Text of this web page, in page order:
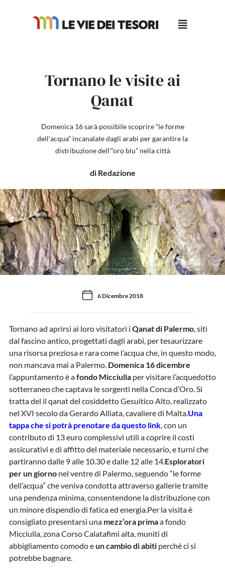
Tornano le visite ai
Qanat
Domenica 16 sarà possibile scoprire “le forme
dell'acqua” incanalate dagli arabi per garantire la
distribuzione dell'”oro blu” nella città
di Redazione
6 Dicembre 2018
Tornano ad aprirsi ai loro visitatori i Qanat di Palermo, siti
dal fascino antico, progettati dagli arabi, per tesaurizzare
una risorsa preziosa e rara come l’acqua che, in questo modo,
non mancava mai a Palermo. Domenica 16 dicembre
l’appuntamento è afondo Micciullaper visitare l’acquedotto
sotterraneo che captava le sorgenti nella Conca d’Oro. Si
tratta del il qanat del cosiddetto Gesuitico Alto, realizzato
nel XVI secolo da Gerardo Alliata, cavaliere di Malta.Una
tappa che si potrà prenotare da questo link, con un
contributo di 13 euro complessivi utili a coprire il costi
assicurativi e di affitto del materiale necessario, e turni che
partiranno dalle 9 alle 10.30 e dalle 12 alle 14.Esploratori
per un giornonel ventre di Palermo, seguendo “le forme
dell’acqua” che veniva condotta attraverso gallerie tramite
una pendenza minima, consentendone la distribuzione con
un minore dispendio di fatica ed energia.Per la visita è
consigliato presentarsi unamezz’ora primaa fondo
Micciulla, zona Corso Calatafimi alta, muniti di
abbigliamento comodo eun cambio di abitiperché ci si
potrebbe bagnare.